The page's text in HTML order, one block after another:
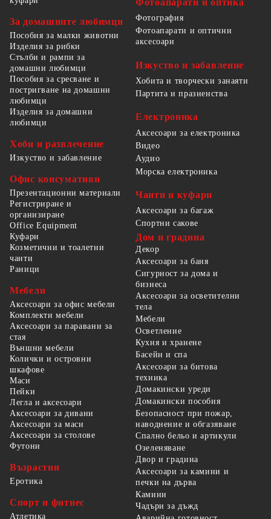
За домашните любимци
Пособия за малки животни
Изделия за рибки
Стълби и рампи за
домашни любимци
Пособия за сресване и
постригване на домашни
любимци
Изделия за домашни
любимци
Хоби и развлечение
Изкуство и забавление
Офис консумативи
Презентационни материали
Регистриране и
организиране
Office Equipment
Фотография
Фотоапарати и оптични
аксесоари
Изкуство и забавление
Хобита и творчески занаяти
Партита и празненства
Електроника
Аксесоари за електроника
Видео
Аудио
Морска електроника
Чанти и куфари
Аксесоари за багаж
Спортни сакове
Куфари
Козметични и тоалетни
чанти
Раници
Мебели
Аксесоари за офис мебели
Комплекти мебели
Аксесоари за паравани за
стая
Външни мебели
Колички и островни
шкафове
Маси
Пейки
Легла и аксесоари
Аксесоари за дивани
Аксесоари за маси
Аксесоари за столове
Футони
Възрастни
Еротика
Спорт и фитнес
Атлетика
Дом и градина
Декор
Аксесоари за баня
Сигурност за дома и
бизнеса
Аксесоари за осветителни
тела
Мебели
Осветление
Кухня и хранене
Басейн и спа
Аксесоари за битова
техника
Домакински уреди
Домакински пособия
Безопасност при пожар,
наводнение и обгазяване
Спално бельо и артикули
Озеленяване
Двор и градина
Аксесоари за камини и
печки на дърва
Камини
Чадъри за дъжд